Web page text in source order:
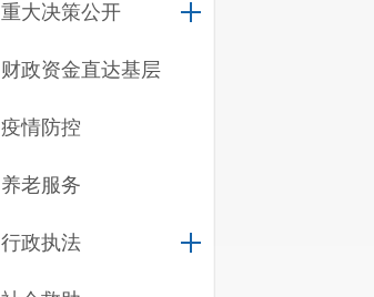
重大决策公开
财政资金直达基层
疫情防控
养老服务
行政执法